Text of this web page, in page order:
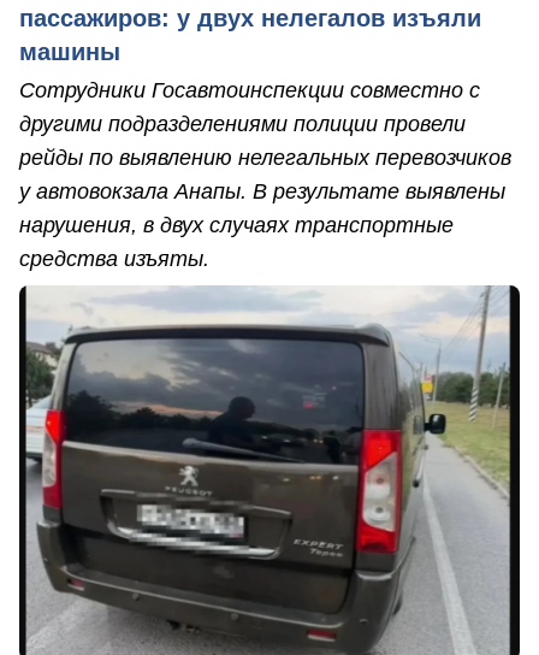
пассажиров: у двух нелегалов изъяли
машины
Сотрудники Госавтоинспекции совместно с
другими подразделениями полиции провели
рейды по выявлению нелегальных перевозчиков
у автовокзала Анапы. В результате выявлены
нарушения, в двух случаях транспортные
средства изъяты.